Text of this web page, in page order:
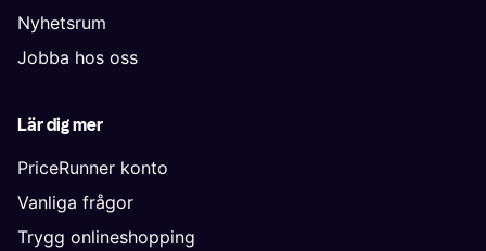
Nyhetsrum
Jobba hos oss
Lär dig mer
PriceRunner konto
Vanliga frågor
Trygg onlineshopping